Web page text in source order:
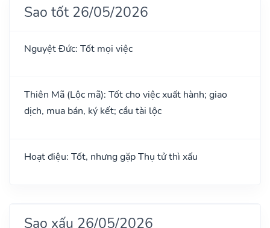
Sao tốt 26/05/2026
Nguyệt Đức: Tốt mọi việc
Thiên Mã (Lộc mã): Tốt cho việc xuất hành; giao
dịch, mua bán, ký kết; cầu tài lộc
Hoạt điệu: Tốt, nhưng gặp Thụ tử thì xấu
Sao xấu 26/05/2026